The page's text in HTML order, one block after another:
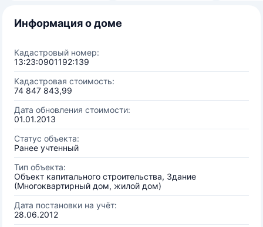
Информация о доме
Кадастровый номер:
13:23:0901192:139
Кадастровая стоимость:
74 847 843,99
Дата обновления стоимости:
01.01.2013
Статус объекта:
Ранее учтенный
Тип объекта:
Объект капитального строительства, Здание
(Многоквартирный дом, жилой дом)
Дата постановки на учёт:
28.06.2012